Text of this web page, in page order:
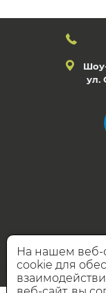
ул.
На нашем веб-
cookie для